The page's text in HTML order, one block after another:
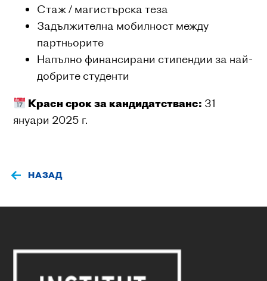
Стаж / магистърска теза
Задължителна мобилност между
партньорите
Напълно финансирани стипендии за най-
добрите студенти
Краен срок за кандидатстване: 31
януари 2025 г.
НАЗАД